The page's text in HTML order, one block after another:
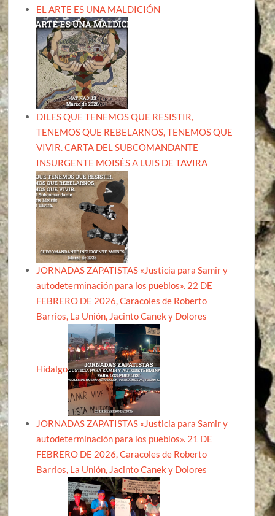
EL ARTE ES UNA MALDICIÓN
DILES QUE TENEMOS QUE RESISTIR,
TENEMOS QUE REBELARNOS, TENEMOS QUE
VIVIR. CARTA DEL SUBCOMANDANTE
INSURGENTE MOISÉS A LUIS DE TAVIRA
JORNADAS ZAPATISTAS «Justicia para Samir y
autodeterminación para los pueblos». 22 DE
FEBRERO DE 2026, Caracoles de Roberto
Barrios, La Unión, Jacinto Canek y Dolores
Hidalgo
JORNADAS ZAPATISTAS «Justicia para Samir y
autodeterminación para los pueblos». 21 DE
FEBRERO DE 2026, Caracoles de Roberto
Barrios, La Unión, Jacinto Canek y Dolores